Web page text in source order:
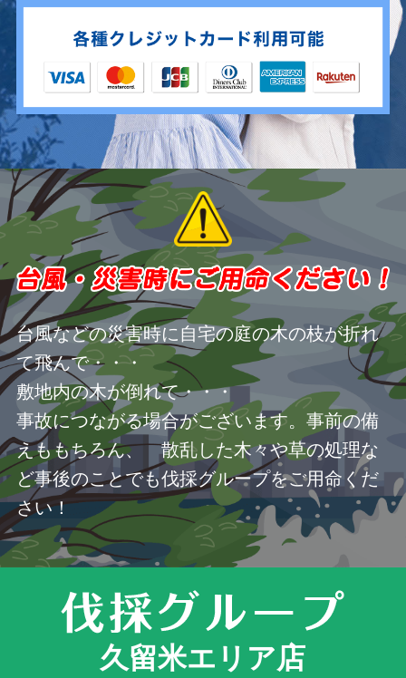
台風などの災害時に自宅の庭の木の枝が折れ
て飛んで・・・
敷地内の木が倒れて・・・
事故につながる場合がございます。事前の備
えももちろん、 散乱した木々や草の処理な
ど事後のことでも伐採グループをご用命くだ
さい！
久留米エリア店